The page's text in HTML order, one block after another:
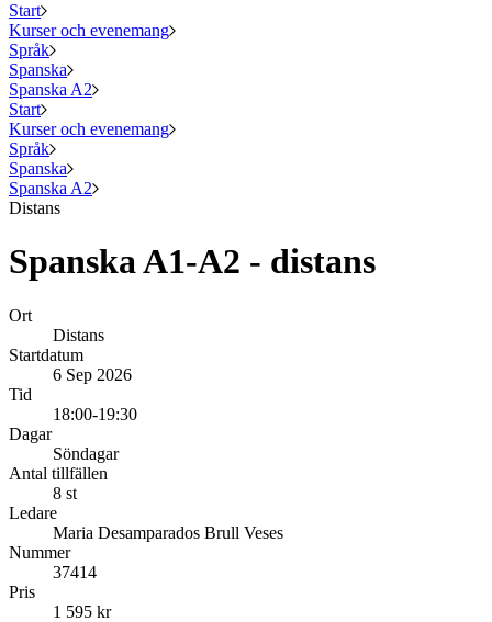
Start
Kurser och evenemang
Språk
Spanska
Spanska A2
Start
Kurser och evenemang
Språk
Spanska
Spanska A2
Distans
Spanska A1-A2 - distans
Ort
Distans
Startdatum
6 Sep 2026
Tid
18:00-19:30
Dagar
Söndagar
Antal tillfällen
8 st
Ledare
Maria Desamparados Brull Veses
Nummer
37414
Pris
1 595 kr